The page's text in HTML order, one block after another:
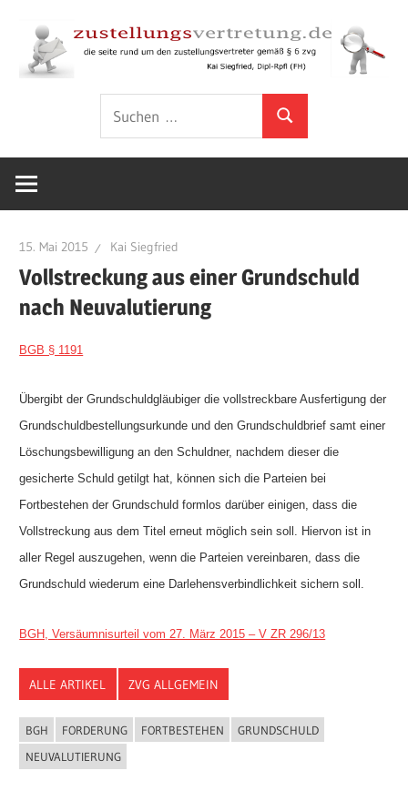
Inhalt
springen
gemäß
6
ZVG
Suchen
15. Mai 2015 Kai Siegfried
Vollstreckung aus einer Grundschuld
nach Neuvalutierung
BGB § 1191
Übergibt der Grundschuldgläubiger die vollstreckbare Ausfertigung der
Grundschuldbestellungsurkunde und den Grundschuldbrief samt einer
Löschungsbewilligung an den Schuldner, nachdem dieser die
gesicherte Schuld getilgt hat, können sich die Parteien bei
Fortbestehen der Grundschuld formlos darüber einigen, dass die
Vollstreckung aus dem Titel erneut möglich sein soll. Hiervon ist in
aller Regel auszugehen, wenn die Parteien vereinbaren, dass die
Grundschuld wiederum eine Darlehensverbindlichkeit sichern soll.
BGH, Versäumnisurteil vom 27. März 2015 – V ZR 296/13
ALLE ARTIKEL ZVG ALLGEMEIN
BGH FORDERUNG FORTBESTEHEN
GRUNDSCHULD
NEUVALUTIERUNG